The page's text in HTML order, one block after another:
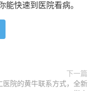
能快速到医院看病。
下一篇
医院的黄牛联系方式，全新